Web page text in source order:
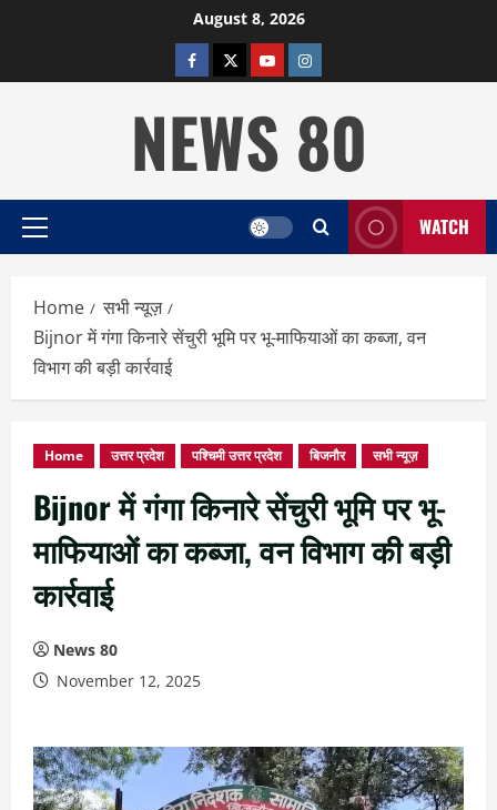
August 8, 2026
facebooktwitterYOUTUBE
instagram
NEWS 80
Primary
WATCH
Home
सभी न्यूज़
Bijnor में गंगा किनारे सेंचुरी भूमि पर भू-माफियाओं का कब्जा, वन
विभाग की बड़ी कार्रवाई
Home उत्तर प्रदेश पश्चिमी उत्तर प्रदेश बिजनौर सभी न्यूज़
Bijnor में गंगा किनारे सेंचुरी भूमि पर भू-
माफियाओं का कब्जा, वन विभाग की बड़ी
कार्रवाई
News 80
November 12, 2025